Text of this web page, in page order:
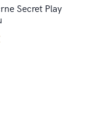
Secret Play